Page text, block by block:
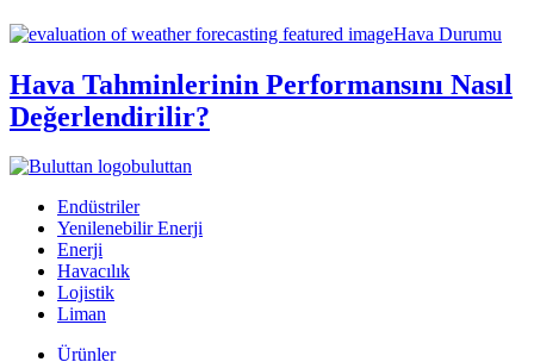
Hava Durumu
Hava Tahminlerinin Performansını Nasıl
Değerlendirilir?
buluttan
Endüstriler
Yenilenebilir Enerji
Enerji
Havacılık
Lojistik
Liman
Ürünler